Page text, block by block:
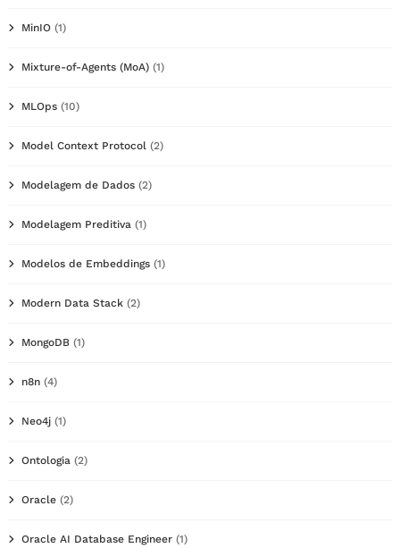
MinIO (1)
Mixture-of-Agents (MoA) (1)
MLOps (10)
Model Context Protocol (2)
Modelagem de Dados (2)
Modelagem Preditiva (1)
Modelos de Embeddings (1)
Modern Data Stack (2)
MongoDB (1)
n8n (4)
Neo4j (1)
Ontologia (2)
Oracle (2)
Oracle AI Database Engineer (1)